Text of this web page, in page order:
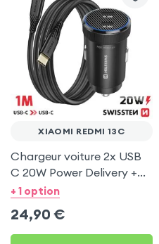
XIAOMI REDMI 13C
Chargeur voiture 2x USB
C 20W Power Delivery +
Câble USB C 60W pour
+ 1 option
24,90 €